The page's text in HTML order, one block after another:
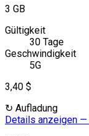
3 GB
Gültigkeit
30 Tage
Geschwindigkeit
5G
3,40 $
↻ Aufladung
Details anzeigen —